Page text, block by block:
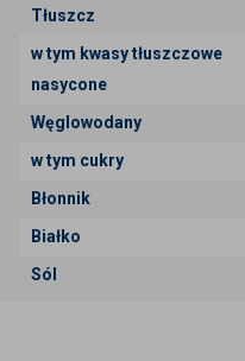
Tłuszcz
w tym kwasy tłuszczowe
nasycone
Węglowodany
w tym cukry
Błonnik
Białko
Sól